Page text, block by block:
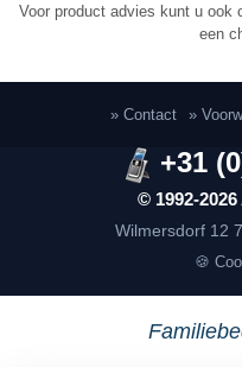
Voor product advies kunt u ook
een
» Contact »
© 1992-
Wilmersdorf 12
+31
🍪